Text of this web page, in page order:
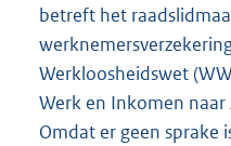
betreft het
Werkloosheidswet
Werk en Inkomen naar
Omdat er geen sprake